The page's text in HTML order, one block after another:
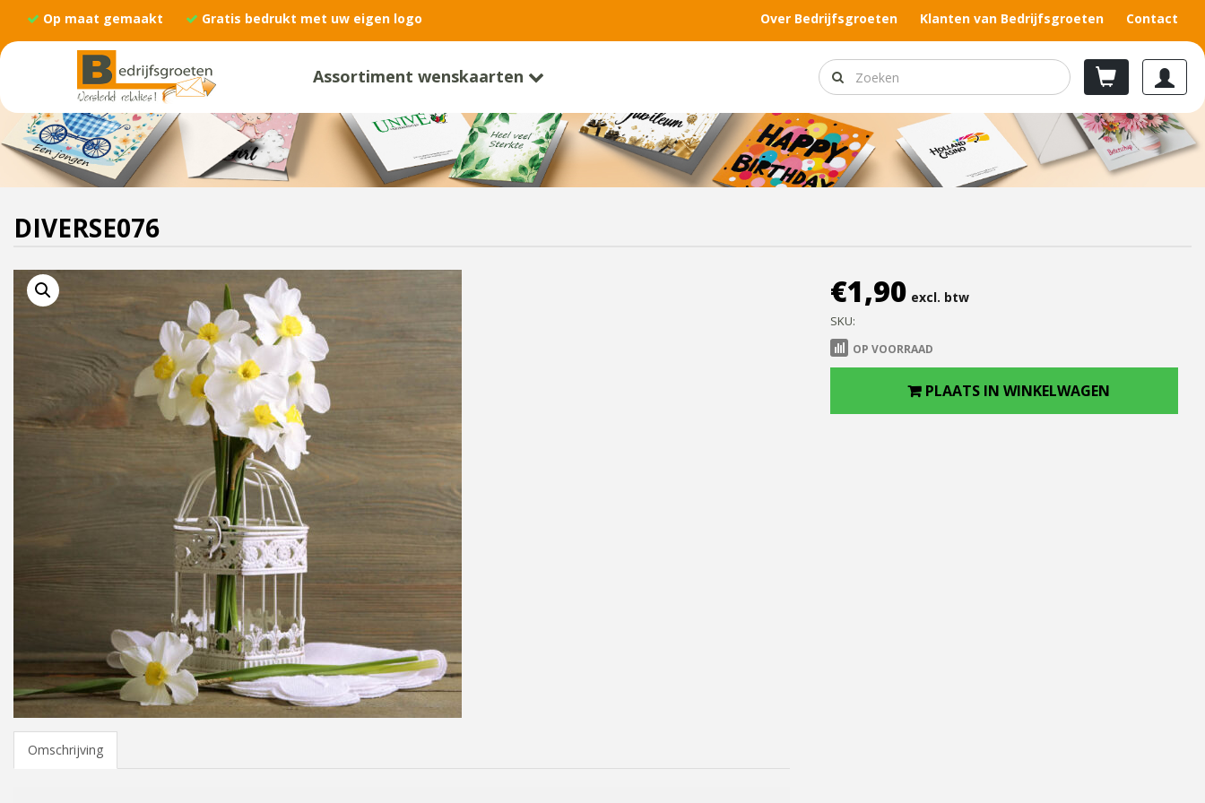
Op maat gemaakt Gratis bedrukt met uw eigen logo Contact
Klanten van Bedrijfsgroeten
Over Bedrijfsgroeten
Assortiment wenskaarten
DIVERSE076
€1,90 excl. btw
SKU:
OP VOORRAAD
PLAATS IN WINKELWAGEN
Omschrijving